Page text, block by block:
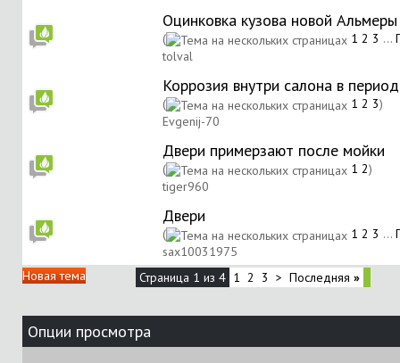
Оцинковка кузова новой
( 1 2 3 ...
tolval
Коррозия внутри салона в
( 1 2 3)
Evgenij-70
Двери примерзают после мойки
( 1 2)
tiger960
Двери
( 1 2 3 ...
sax10031975
Новая тема
Страница 1 из 4 1 2 3 > Последняя »
Опции просмотра